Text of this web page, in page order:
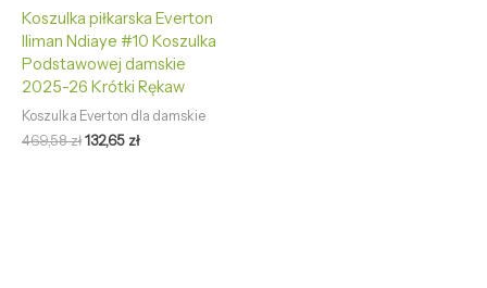
Koszulka piłkarska Everton
Iliman Ndiaye #10 Koszulka
Podstawowej damskie
2025-26 Krótki Rękaw
Koszulka Everton dla damskie
469,58zł132,65 zł